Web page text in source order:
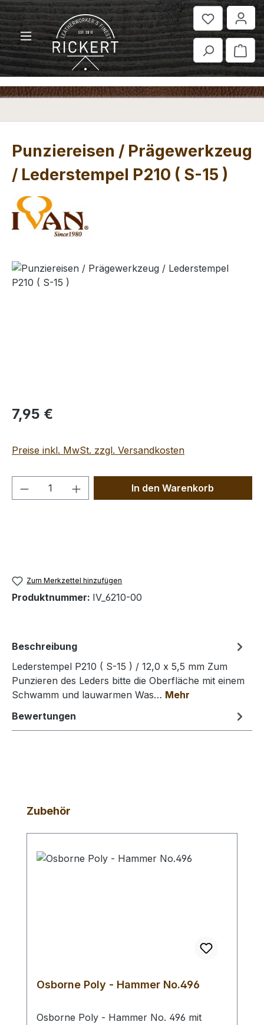
Zum Hauptinhalt springen
Punziereisen / Prägewerkzeug
/ Lederstempel P210 ( S-15 )
Bildergalerie überspringen
Regulärer Preis:
7,95 €
Preise inkl. MwSt. zzgl. Versandkosten
Produkt Anzahl: Gib denIn den Warenkorb
Zum Merkzettel hinzufügen
Produktnummer: IV_6210-00
Beschreibung
Lederstempel P210 ( S-15 ) / 12,0 x 5,5 mm Zum
Punzieren des Leders bitte die Oberfläche mit einem
Schwamm und lauwarmen Was… Mehr
Bewertungen
Produktgalerie überspringen
Zubehör
Osborne Poly - Hammer No.496
Osborne Poly - Hammer No. 496 mit